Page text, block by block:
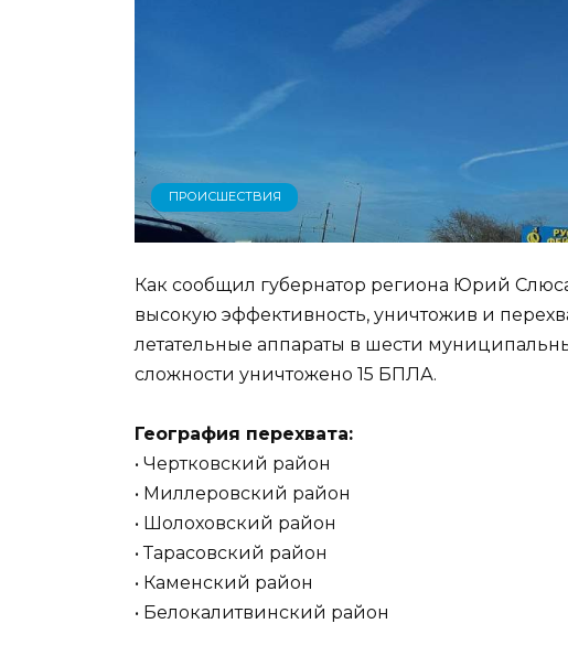
ПРОИСШЕСТВИЯ
Как сообщил губернатор региона Юрий
высокую эффективность, уничтожив и
летательные аппараты в шести
сложности уничтожено 15 БПЛА.
География перехвата:
• Чертковский район
• Миллеровский район
• Шолоховский район
• Тарасовский район
• Каменский район
• Белокалитвинский район